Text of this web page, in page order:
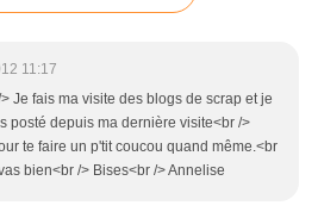
11:17
Je fais ma visite des blogs de scrap et je
posté depuis ma dernière visite<br />
te faire un p'tit coucou quand même.<br
bien<br /> Bises<br /> Annelise